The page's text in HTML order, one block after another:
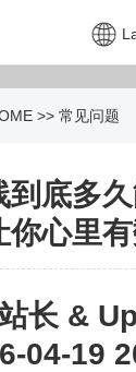
>> 常见问题
到底多
你心里
长 &
04-19